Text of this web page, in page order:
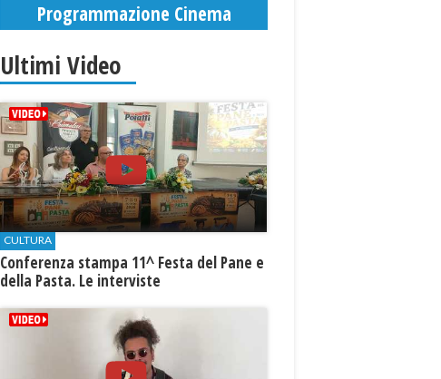
Programmazione Cinema
Ultimi Video
CULTURA
Conferenza stampa 11^ Festa del Pane e
della Pasta. Le interviste